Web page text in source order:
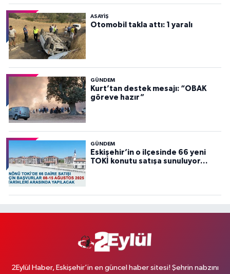
ASAYİŞ
Otomobil takla attı: 1 yaralı
GÜNDEM
Kurt’tan destek mesajı: “OBAK
göreve hazır”
GÜNDEM
Eskişehir’in o ilçesinde 66 yeni
TOKİ konutu satışa sunuluyor…
2Eylül Haber, Eskişehir’in en güncel haber sitesi! Şehrin nabzını